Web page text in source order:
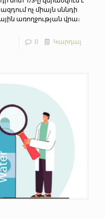
ոչ միայն սննդի
առողջության վրա։
0 Կարդալ